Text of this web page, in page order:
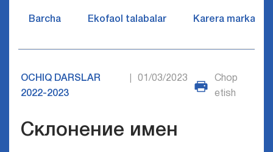
Barcha Ekofaol talabalar Karera markazi
OCHIQ DARSLAR
2022-2023
01/03/2023
Chop
etish
Склонение имен